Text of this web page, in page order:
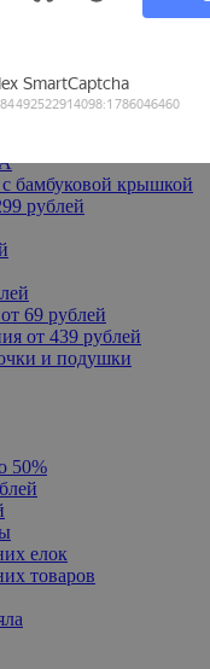
бамбуковой крышкой
рублей
69 рублей
от 439 рублей
и подушки
50%
елок
товаров